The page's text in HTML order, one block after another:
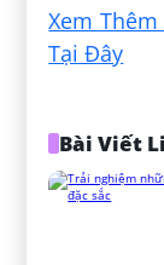
Xem
Tại Đây
Bài Viết